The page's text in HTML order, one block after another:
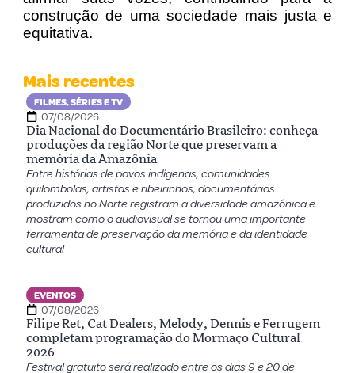
construção de uma sociedade mais justa e
equitativa.
Mais recentes
FILMES, SÉRIES E TV
07/08/2026
Dia Nacional do Documentário Brasileiro: conheça
produções da região Norte que preservam a
memória da Amazônia
Entre histórias de povos indígenas, comunidades
quilombolas, artistas e ribeirinhos, documentários
produzidos no Norte registram a diversidade amazônica e
mostram como o audiovisual se tornou uma importante
ferramenta de preservação da memória e da identidade
cultural
EVENTOS
07/08/2026
Filipe Ret, Cat Dealers, Melody, Dennis e Ferrugem
completam programação do Mormaço Cultural
2026
Festival gratuito será realizado entre os dias 9 e 20 de